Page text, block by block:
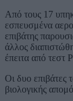
Από τους 17
εσπευσμένα
επιβάτης
άλλος
έπειτα από τεστ
Οι δυο επιβάτες
βιολογικής